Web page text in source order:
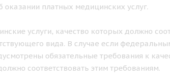
платных медицинских услуг.
услуги, качество которых должно
вида. В случае если
обязательные требования к
соответствовать этим требованиям.